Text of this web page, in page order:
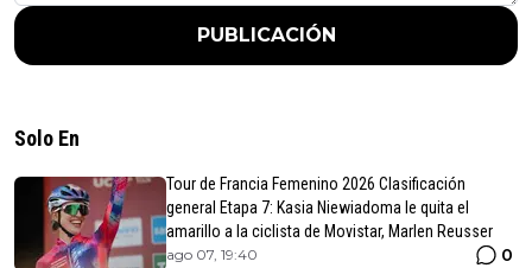
PUBLICACIÓN
Solo En
Tour de Francia Femenino 2026 Clasificación
general Etapa 7: Kasia Niewiadoma le quita el
amarillo a la ciclista de Movistar, Marlen Reusser
ago 07, 19:40 0